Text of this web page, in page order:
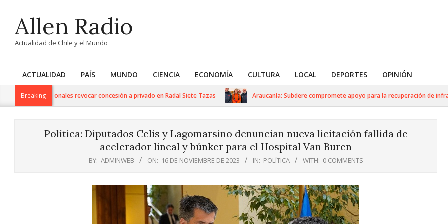
contentAllen Radio
Actualidad de Chile y el Mundo
Primary
Navigation
ACTUALIDAD PAÍS MUNDO CIENCIA ECONOMÍA CULTURA LOCAL DEPORTES OPINIÓN
Breaking
Bienes Nacionales revocar concesión a privado en Radal Siete Tazas Araucanía: Subdere compromete apoyo para la recuperación de
Política: Diputados Celis y Lagomarsino denuncian nueva licitación fallida de
acelerador lineal y búnker para el Hospital Van Buren
BY: ADMINWEB ON: 16 DE NOVIEMBRE DE 2023 IN: POLÍTICA WITH: 0 COMMENTS